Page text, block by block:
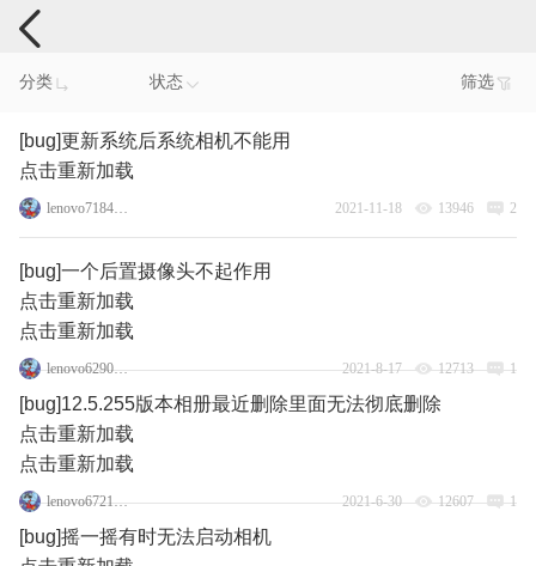
手机反馈
分类 状态 筛选
[bug]更新系统后系统相机不能用
点击重新加载
lenovo71843430 2021-11-18 13946 2
[bug]一个后置摄像头不起作用
点击重新加载
点击重新加载
lenovo62908600 2021-8-17 12713 1
[bug]12.5.255版本相册最近删除里面无法彻底删除
点击重新加载
点击重新加载
lenovo67217151 2021-6-30 12607 1
[bug]摇一摇有时无法启动相机